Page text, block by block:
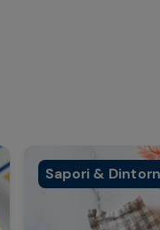
Sapori &